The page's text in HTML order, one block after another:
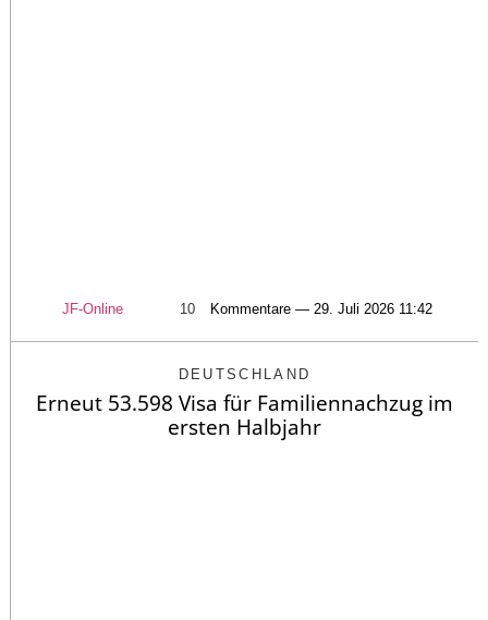
JF-Online 10 Kommentare — 29. Juli 2026 11:42
DEUTSCHLAND
Erneut 53.598 Visa für Familiennachzug im
ersten Halbjahr